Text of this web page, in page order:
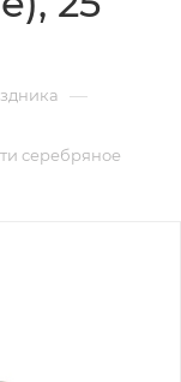
—
серебряное